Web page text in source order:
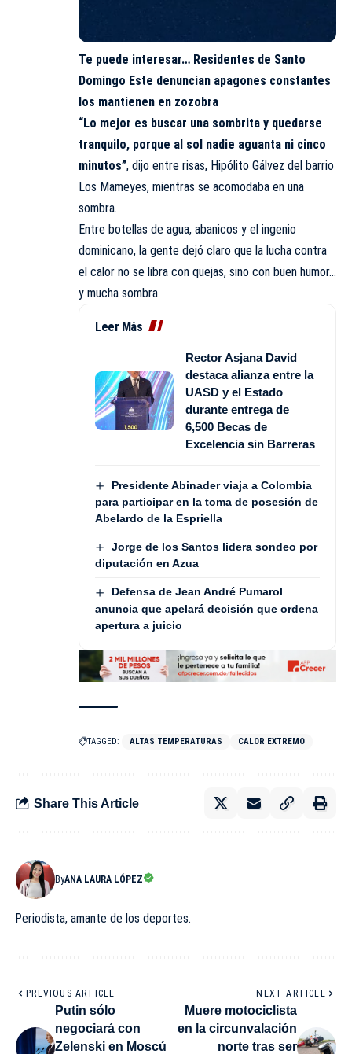
Te puede interesar… Residentes de Santo
Domingo Este denuncian apagones constantes
los mantienen en zozobra
“Lo mejor es buscar una sombrita y quedarse
tranquilo, porque al sol nadie aguanta ni cinco
minutos”, dijo entre risas, Hipólito Gálvez del barrio
Los Mameyes, mientras se acomodaba en una
sombra.
Entre botellas de agua, abanicos y el ingenio
dominicano, la gente dejó claro que la lucha contra
el calor no se libra con quejas, sino con buen humor…
y mucha sombra.
Leer Más
Rector Asjana David
destaca alianza entre la
UASD y el Estado
durante entrega de
6,500 Becas de
Excelencia sin Barreras
Presidente Abinader viaja a Colombia
para participar en la toma de posesión de
Abelardo de la Espriella
Jorge de los Santos lidera sondeo por
diputación en Azua
Defensa de Jean André Pumarol
anuncia que apelará decisión que ordena
apertura a juicio
TAGGED: ALTAS TEMPERATURAS CALOR EXTREMO
Share This Article
ByANA LAURA LÓPEZ
Periodista, amante de los deportes.
PREVIOUS ARTICLE
Putin sólo
negociará con
Zelenski en Moscú
NEXT ARTICLE
Muere motociclista
en la circunvalación
norte tras ser